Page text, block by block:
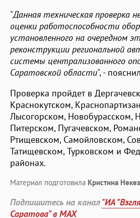
"Данная техническая проверка
оценки работоспособности
установленного на очередном
реконструкции региональной
системы централизованного
Саратовской области", -
Проверка пройдет в
Краснокутском,
Лысогорском, Новобурасском,
Питерском, Пугачевском,
Ртищевском, Самойловском,
Татищевском, Турковском и
районах.
Материал подготовила Кристина
Подпишитесь на канал"ИА
Саратова" в MAX